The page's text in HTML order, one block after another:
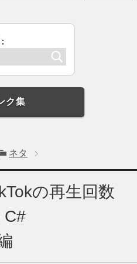
ク集
ネタ
の再生回数
C#